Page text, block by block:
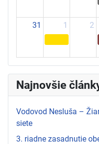
31 1 2
Najnovšie
Vodovod Nesluša –
siete
3. riadne zasadnutie